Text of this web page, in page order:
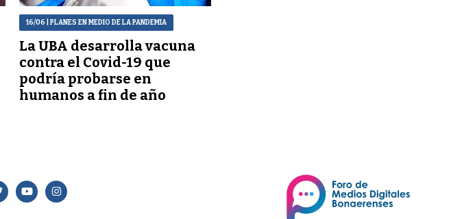
16/06 | PLANES EN MEDIO DE LA PANDEMIA
La UBA desarrolla vacuna
contra el Covid-19 que
podría probarse en
humanos a fin de año